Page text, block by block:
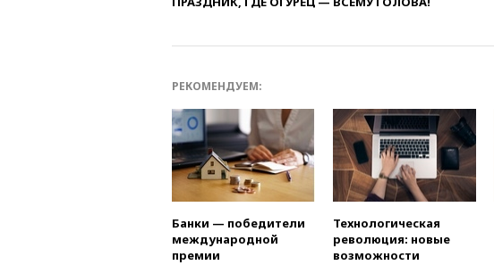
РЕКОМЕНДУЕМ:
Банки — победители
международной
премии
Технологическая
революция: новые
возможности